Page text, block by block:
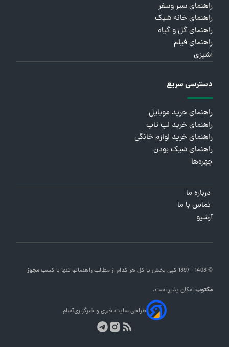
راهنمای سیر وسفر
راهنمای خانه شیک
راهنمای گل و گیاه
راهنمای فیلم
آشپزی
دسترسی سریع
راهنمای خرید موبایل
راهنمای خرید لپ تاپ
راهنمای خرید لوازم خانگی
راهنمای شیک بودن
چهره‌ها
درباره ما
تماس با ما
آرشیو
© 1403 - 1397 کپی بخش یا کل هر کدام از مطالب راهنماتو تنها با کسبمجوز
مکتوبامکان پذیر است.
طراحی سایت خبری و خبرگزاریآسام